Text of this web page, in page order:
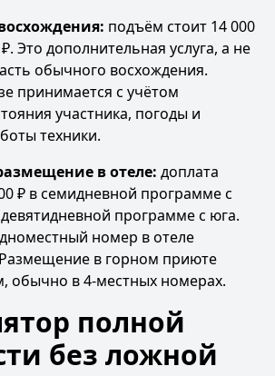
подъём стоит 14 000
Это дополнительная услуга, а не
обычного восхождения.
принимается с учётом
участника, погоды и
техники.
в отеле: доплата
₽ в семидневной программе с
программе с юга.
номер в отеле
Размещение в горном приюте
обычно в 4-местных номерах.
полной
без ложной